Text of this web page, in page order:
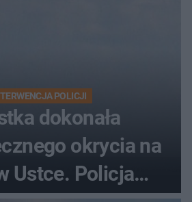
POLICJI
dokonała
okrycia na
Ustce. Policja